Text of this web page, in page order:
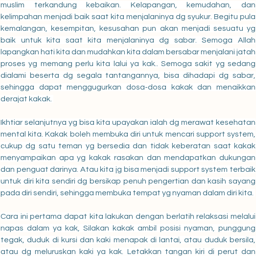
muslim terkandung kebaikan. Kelapangan, kemudahan, dan
kelimpahan menjadi baik saat kita menjalaninya dg syukur. Begitu pula
kemalangan, kesempitan, kesusahan pun akan menjadi sesuatu yg
baik untuk kita saat kita menjalaninya dg sabar. Semoga Allah
lapangkan hati kita dan mudahkan kita dalam bersabar menjalani jatah
proses yg memang perlu kita lalui ya kak.. Semoga sakit yg sedang
dialami beserta dg segala tantangannya, bisa dihadapi dg sabar,
sehingga dapat menggugurkan dosa-dosa kakak dan menaikkan
derajat kakak.
Ikhtiar selanjutnya yg bisa kita upayakan ialah dg merawat kesehatan
mental kita. Kakak boleh membuka diri untuk mencari support system,
cukup dg satu teman yg bersedia dan tidak keberatan saat kakak
menyampaikan apa yg kakak rasakan dan mendapatkan dukungan
dan penguat darinya. Atau kita jg bisa menjadi support system terbaik
untuk diri kita sendiri dg bersikap penuh pengertian dan kasih sayang
pada diri sendiri, sehingga membuka tempat yg nyaman dalam diri kita.
Cara ini pertama dapat kita lakukan dengan berlatih relaksasi melalui
napas dalam ya kak, Silakan kakak ambil posisi nyaman, punggung
tegak, duduk di kursi dan kaki menapak di lantai, atau duduk bersila,
atau dg meluruskan kaki ya kak. Letakkan tangan kiri di perut dan